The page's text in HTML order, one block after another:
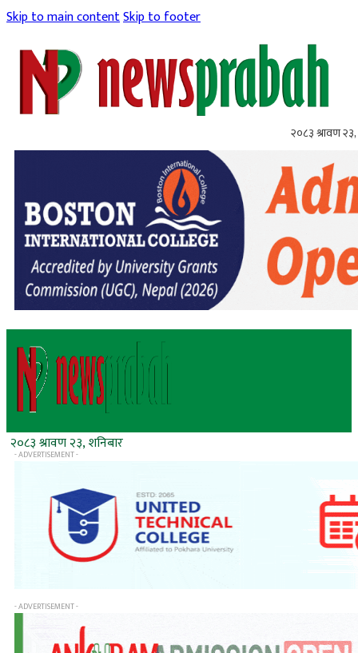
Skip to main contentSkip to footer
२०८३ श्रावण २३,
२०८३ श्रावण २३, शनिबार
- ADVERTISEMENT -
- ADVERTISEMENT -